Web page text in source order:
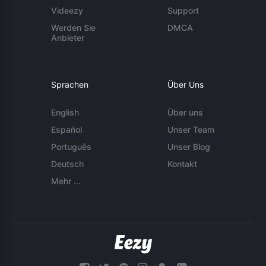
Videezy
Werden Sie
Anbieter
Support
DMCA
Sprachen
English
Español
Português
Deutsch
Mehr ...
Über Uns
Über uns
Unser Team
Unser Blog
Kontakt